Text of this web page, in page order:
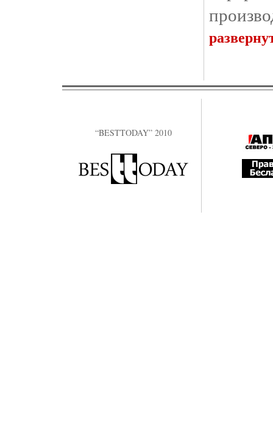
“BESTTODAY” 2010